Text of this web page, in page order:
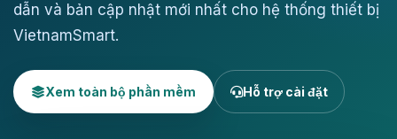
dẫn và bản cập nhật mới nhất cho hệ thống thiết bị
VietnamSmart.
Xem toàn bộ phần mềm Hỗ trợ cài đặt